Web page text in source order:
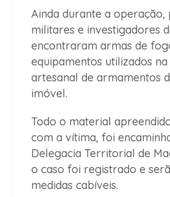
Ainda durante a operação,
militares e investigadores
encontraram armas de
equipamentos utilizados
artesanal de armamentos
imóvel.
Todo o material
com a vítima, foi
Delegacia Territorial de
o caso foi registrado e
medidas cabíveis.